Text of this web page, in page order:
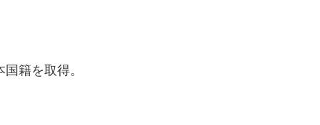
籍を取得。